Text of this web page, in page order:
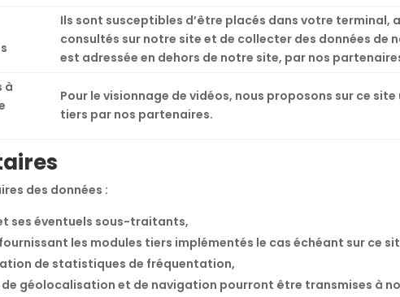
Ils sont susceptibles d’être placés dans votre
consultés sur notre site et de collecter des données de
est adressée en dehors de notre site, par nos
à
Pour le visionnage de vidéos, nous proposons sur ce
tiers par nos partenaires.
des données :
ses éventuels sous-traitants,
les modules tiers implémentés le cas échéant sur ce
de statistiques de fréquentation,
de géolocalisation et de navigation pourront être transmises à